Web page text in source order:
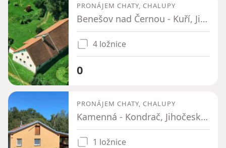
PRONÁJEM CHATY, CHALUPY
Benešov nad Černou - Kuří, Jihočeský kraj
4 ložnice
0
PRONÁJEM CHATY, CHALUPY
Kamenná - Kondrač, Jihočeský kraj
1 ložnice